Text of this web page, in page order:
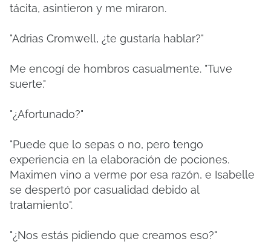
tácita, asintieron y me miraron.
"Adrias Cromwell, ¿te gustaría hablar?"
Me encogí de hombros casualmente. "Tuve
suerte."
"¿Afortunado?"
"Puede que lo sepas o no, pero tengo
experiencia en la elaboración de pociones.
Maximen vino a verme por esa razón, e Isabelle
se despertó por casualidad debido al
tratamiento".
"¿Nos estás pidiendo que creamos eso?"